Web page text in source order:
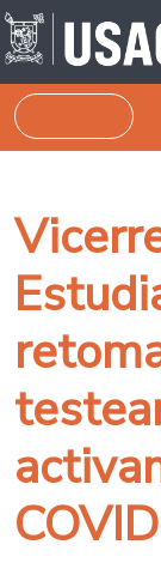
Skip to main
Search